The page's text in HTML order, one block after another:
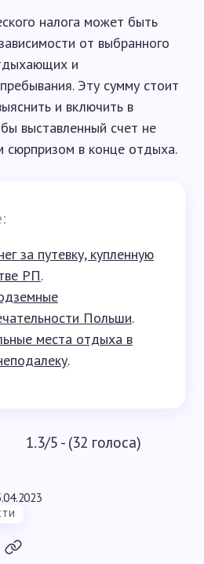
налога может быть
от выбранного
и
Эту сумму стоит
и включить в
выставленный счет не
сюрпризом в конце отдыха.
за путевку, купленную
РП.
Польши.
места отдыха в
.
1.3/5 - (32 голоса)